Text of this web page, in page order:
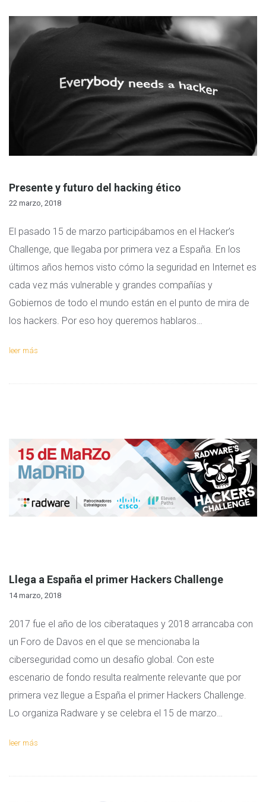
Presente y futuro del hacking ético
22 marzo, 2018
El pasado 15 de marzo participábamos en el Hacker’s
Challenge, que llegaba por primera vez a España. En los
últimos años hemos visto cómo la seguridad en Internet es
cada vez más vulnerable y grandes compañías y
Gobiernos de todo el mundo están en el punto de mira de
los hackers. Por eso hoy queremos hablaros…
leer más
Llega a España el primer Hackers Challenge
14 marzo, 2018
2017 fue el año de los ciberataques y 2018 arrancaba con
un Foro de Davos en el que se mencionaba la
ciberseguridad como un desafío global. Con este
escenario de fondo resulta realmente relevante que por
primera vez llegue a España el primer Hackers Challenge.
Lo organiza Radware y se celebra el 15 de marzo…
leer más